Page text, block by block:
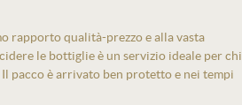
rapporto qualità-prezzo e alla vasta
le bottiglie è un servizio ideale per chi
pacco è arrivato ben protetto e nei tempi